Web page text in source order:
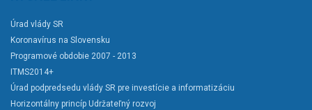
Úrad vlády SR
Koronavírus na Slovensku
Programové obdobie 2007 - 2013
ITMS2014+
Úrad podpredsedu vlády SR pre investície a informatizáciu
Horizontálny princíp Udržateľný rozvoj